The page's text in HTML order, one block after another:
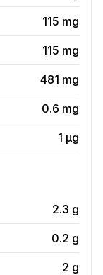
115 mg
115 mg
481 mg
0.6 mg
1 µg
2.3 g
0.2 g
2 g